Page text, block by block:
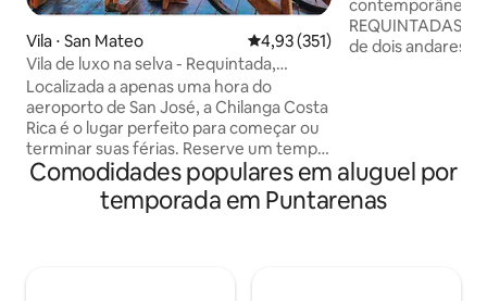
Vila ⋅ San Mateo 4,93 de uma avaliação média de
4,93 (351)
Vila de luxo na selva - Requintada,
privativa, serena
Localizada a apenas uma hora do
aeroporto de San José, a Chilanga Costa
Rica é o lugar perfeito para começar ou
terminar suas férias. Reserve um tempo
para desacelerar, relaxar e se
reconectar com a natureza. Ceibo é a
nossa vila de luxo privativa e espaçosa,
contemporâneo
REQUINTADAS
de dois andares
a poucos passos
INFINITA, a casa
espaçosa, área
Comodidades populares em aluguel por
temporada em Puntarenas